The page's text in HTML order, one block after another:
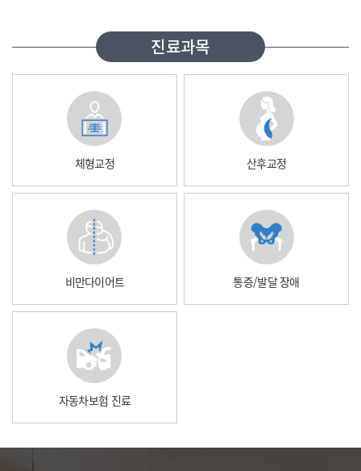
진료과목
체형교정 산후교정
비만다이어트 통증/발달 장애
자동차보험 진료